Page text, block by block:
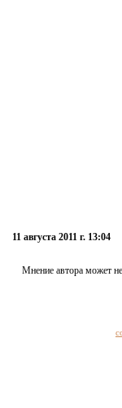
11 августа 2011 г. 13:04
Мнение автора может